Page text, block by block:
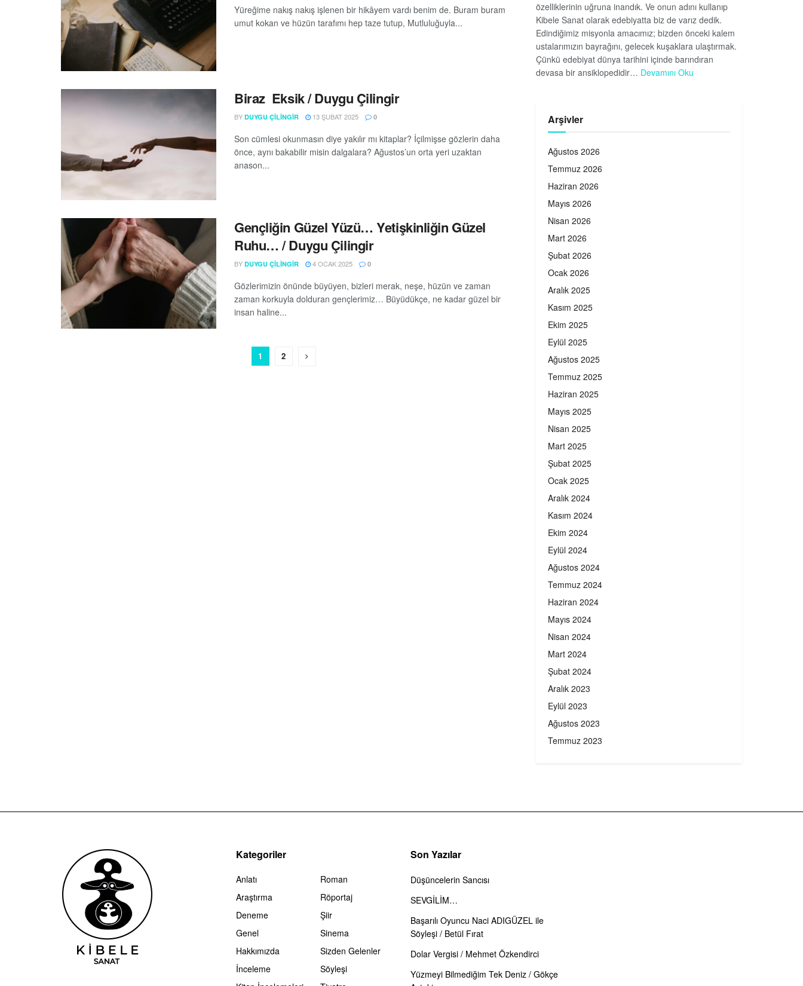
Yüreğime nakış nakış işlenen bir hikâyem vardı benim de. Buram buram
umut kokan ve hüzün tarafımı hep taze tutup, Mutluluğuyla...
Biraz Eksik / Duygu Çilingir
BY DUYGU ÇİLİNGİR 13 ŞUBAT 2025 0
Son cümlesi okunmasın diye yakılır mı kitaplar? İçilmişse gözlerin daha
önce, aynı bakabilir misin dalgalara? Ağustos’un orta yeri uzaktan
anason...
Gençliğin Güzel Yüzü… Yetişkinliğin Güzel
Ruhu… / Duygu Çilingir
BY DUYGU ÇİLİNGİR 4 OCAK 2025 0
Gözlerimizin önünde büyüyen, bizleri merak, neşe, hüzün ve zaman
zaman korkuyla dolduran gençlerimiz… Büyüdükçe, ne kadar güzel bir
insan haline...
1 2
özelliklerinin uğruna inandık. Ve onun adını kullanıp
Kibele Sanat olarak edebiyatta biz de varız dedik.
Edindiğimiz misyonla amacımız; bizden önceki kalem
ustalarımızın bayrağını, gelecek kuşaklara ulaştırmak.
Çünkü edebiyat dünya tarihini içinde barındıran
devasa bir ansiklopedidir… Devamını Oku
Arşivler
Ağustos 2026
Temmuz 2026
Haziran 2026
Mayıs 2026
Nisan 2026
Mart 2026
Şubat 2026
Ocak 2026
Aralık 2025
Kasım 2025
Ekim 2025
Eylül 2025
Ağustos 2025
Temmuz 2025
Haziran 2025
Mayıs 2025
Nisan 2025
Mart 2025
Şubat 2025
Ocak 2025
Aralık 2024
Kasım 2024
Ekim 2024
Eylül 2024
Ağustos 2024
Temmuz 2024
Haziran 2024
Mayıs 2024
Nisan 2024
Mart 2024
Şubat 2024
Aralık 2023
Eylül 2023
Ağustos 2023
Temmuz 2023
Kategoriler
Anlatı
Araştırma
Deneme
Genel
Hakkımızda
İnceleme
Roman
Röportaj
Şiir
Sinema
Sizden Gelenler
Söyleşi
Son Yazılar
Düşüncelerin Sancısı
SEVGİLİM…
Başarılı Oyuncu Naci ADIGÜZEL ile
Söyleşi / Betül Fırat
Dolar Vergisi / Mehmet Özkendirci
Yüzmeyi Bilmediğim Tek Deniz / Gökçe